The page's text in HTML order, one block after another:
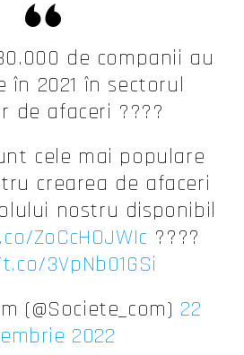
de companii au
în 2021 în sectorul
de afaceri ????
cele mai populare
crearea de afaceri
nostru disponibil
ZoCcHOJWIc ????
3VpNb01GSi
(@Societe_com) 22
2022